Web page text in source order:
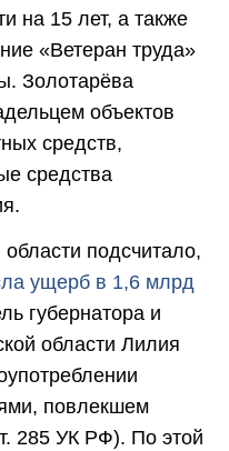
на 15 лет, а также
«Ветеран труда»
Золотарёва
объектов
средств,
средства
подсчитало,
ущерб в 1,6 млрд
губернатора и
области Лилия
повлекшем
285 УК РФ). По этой